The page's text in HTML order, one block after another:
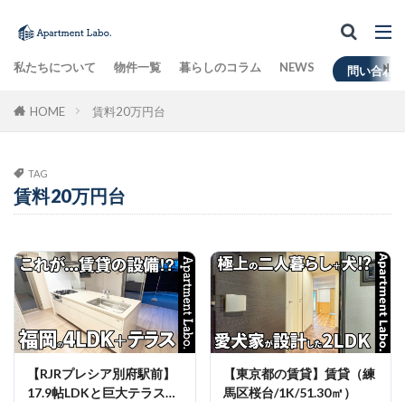
私たちについて 物件一覧 暮らしのコラム NEWS 問い合わせ
HOME 賃料20万円台
TAG
賃料20万円台
【RJRプレシア別府駅前】
17.9帖LDKと巨大テラス、
【東京都の賃貸】賃貸（練
馬区桜台/1K/51.30㎡）